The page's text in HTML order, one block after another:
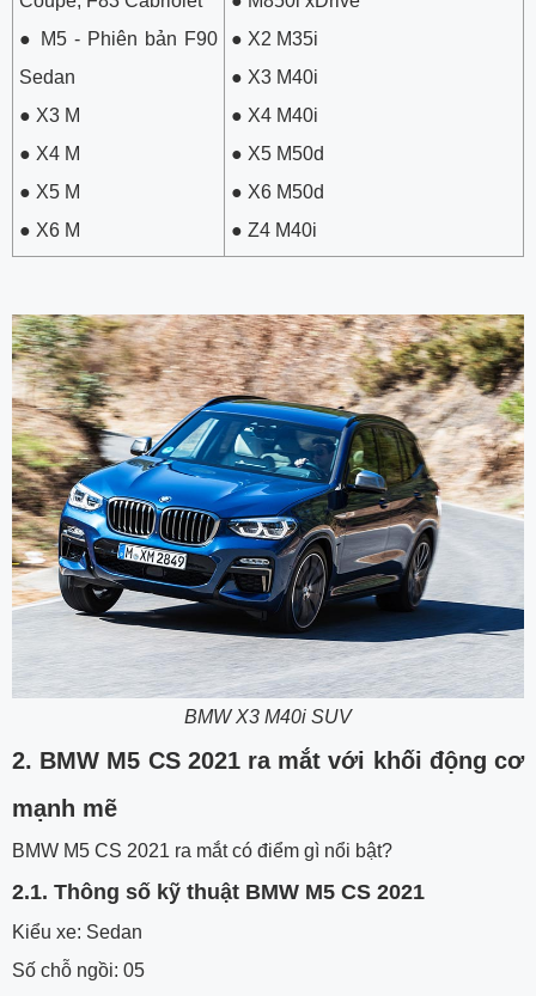
●
M5 - Phiên bản F90
Sedan
● X3 M
● X4 M
● X5 M
● X6 M
● X2 M35i
● X3 M40i
● X4 M40i
● X5 M50d
● X6 M50d
● Z4 M40i
BMW X3 M40i SUV
2. BMW M5 CS 2021 ra mắt với khối động cơ
mạnh mẽ
BMW M5 CS 2021 ra mắt có điểm gì nổi bật?
2.1. Thông số kỹ thuật BMW M5 CS 2021
Kiểu xe: Sedan
Số chỗ ngồi: 05